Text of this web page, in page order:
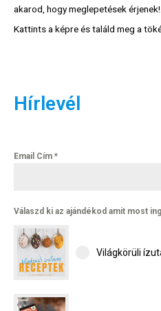
akarod, hogy meglepetések érjenek!
Kattints a képre és találd meg a
Hírlevél
Email Cím *
Válaszd ki az ajándékod amit most
Világkörüli